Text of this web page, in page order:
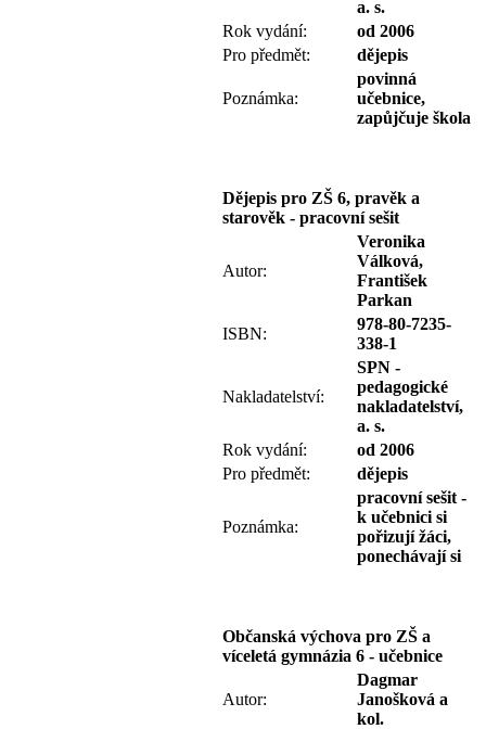
a. s.
Rok vydání:
od 2006
Pro předmět:
dějepis
Poznámka:
povinná
učebnice,
zapůjčuje škola
Dějepis pro ZŠ 6, pravěk a
starověk - pracovní sešit
Autor:
Veronika
Válková,
František
Parkan
ISBN:
978-80-7235-
338-1
Nakladatelství:
SPN -
pedagogické
nakladatelství,
a. s.
Rok vydání:
od 2006
Pro předmět:
dějepis
Poznámka:
pracovní sešit -
k učebnici si
pořizují žáci,
ponechávají si
Občanská výchova pro ZŠ a
víceletá gymnázia 6 - učebnice
Autor:
Dagmar
Janošková a
kol.